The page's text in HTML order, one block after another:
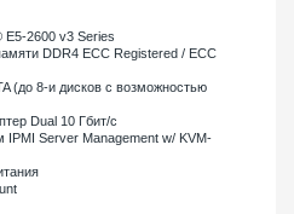
E5-2600 v3 Series
DDR4 ECC Registered / ECC
(до 8-и дисков с возможностью
Dual 10 Гбит/с
IPMI Server Management w/ KVM-